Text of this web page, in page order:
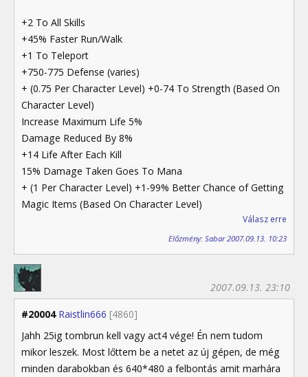
+2 To All Skills
+45% Faster Run/Walk
+1 To Teleport
+750-775 Defense (varies)
+ (0.75 Per Character Level) +0-74 To Strength (Based On
Character Level)
Increase Maximum Life 5%
Damage Reduced By 8%
+14 Life After Each Kill
15% Damage Taken Goes To Mana
+ (1 Per Character Level) +1-99% Better Chance of Getting
Magic Items (Based On Character Level)
Válasz erre
Előzmény: Sabar 2007.09.13. 10:23
#20004 Raistlin666 [4860]
2007.09.13. 23:10
Jahh 25ig tombrun kell vagy act4 vége! Én nem tudom
mikor leszek. Most lőttem be a netet az új gépen, de még
minden darabokban és 640*480 a felbontás amit marhára